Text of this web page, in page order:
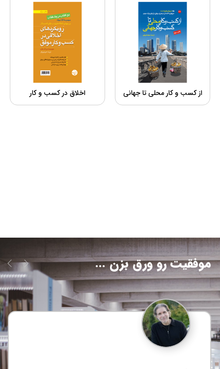
از کسب و کار محلی تا جهانی اخلاق در کسب و کار
موفقیت رو ورق بزن ...
کورتنی ریوم و
از کتاب "راه اندازی